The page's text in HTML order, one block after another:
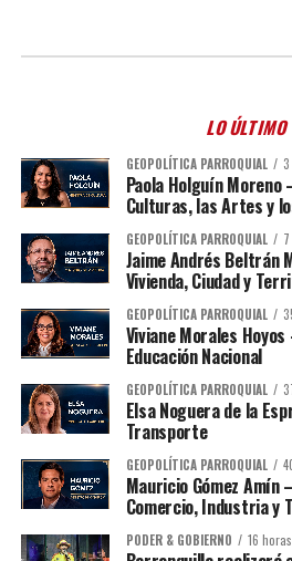
LO ÚLTIMO
GEOPOLÍTICA PARROQUIAL
Paola Holguín
Culturas, las Artes y
GEOPOLÍTICA PARROQUIAL
Jaime Andrés
Vivienda, Ciudad y
GEOPOLÍTICA PARROQUIAL
Viviane Morales
Educación Nacional
GEOPOLÍTICA PARROQUIAL
Elsa Noguera de la
Transporte
GEOPOLÍTICA PARROQUIAL
Mauricio Gómez
Comercio, Industria y
PODER & GOBIERNO 16